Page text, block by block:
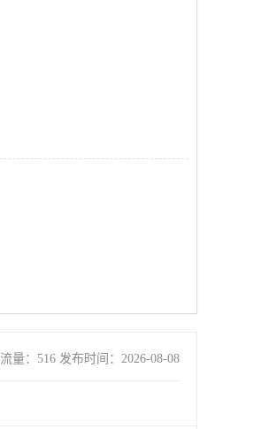
流量：516 发布时间：2026-08-08